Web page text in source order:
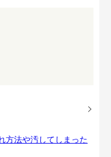
方法や汚してしまった